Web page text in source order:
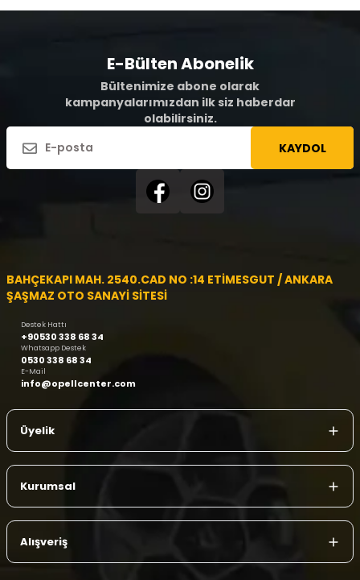
E-Bülten Abonelik
Bültenimize abone olarak
kampanyalarımızdan ilk siz haberdar
olabilirsiniz.
KAYDOL
BAHÇEKAPI MAH. 2540.CAD NO :14 ETİMESGUT / ANKARA
ŞAŞMAZ OTO SANAYİ SİTESİ
Destek Hattı
+90530 338 68 34
Whatsapp Destek
0530 338 68 34
E-Mail
info@opellcenter.com
Üyelik
Kurumsal
Alışveriş